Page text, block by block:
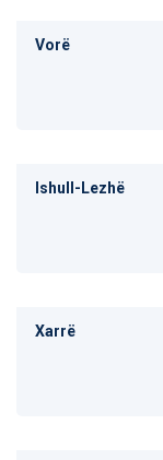
Vorë
Ishull-Lezhë
Xarrë